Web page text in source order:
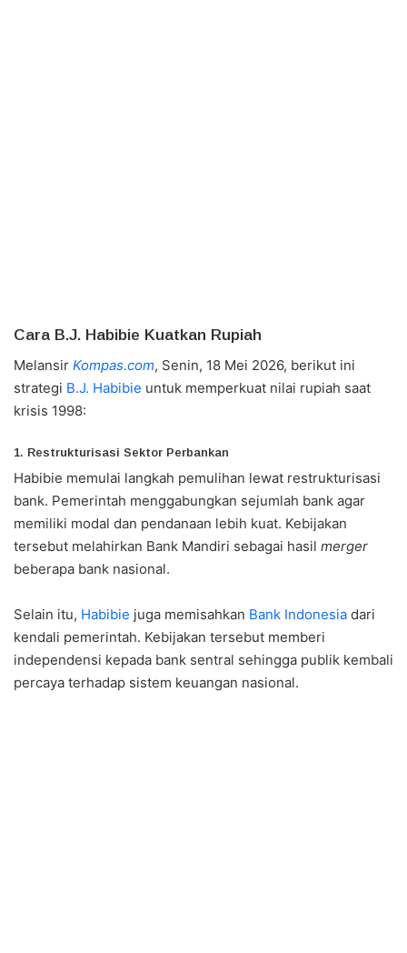
Cara B.J. Habibie Kuatkan Rupiah
Melansir Kompas.com, Senin, 18 Mei 2026, berikut ini
strategi B.J. Habibie untuk memperkuat nilai rupiah saat
krisis 1998:
1. Restrukturisasi Sektor Perbankan
Habibie memulai langkah pemulihan lewat restrukturisasi
bank. Pemerintah menggabungkan sejumlah bank agar
memiliki modal dan pendanaan lebih kuat. Kebijakan
tersebut melahirkan Bank Mandiri sebagai hasil merger
beberapa bank nasional.
Selain itu, Habibie juga memisahkan Bank Indonesia dari
kendali pemerintah. Kebijakan tersebut memberi
independensi kepada bank sentral sehingga publik kembali
percaya terhadap sistem keuangan nasional.